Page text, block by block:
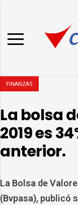
FINANZAS
La bolsa
2019 es
anterior.
La Bolsa de
(Bvpasa), publicó